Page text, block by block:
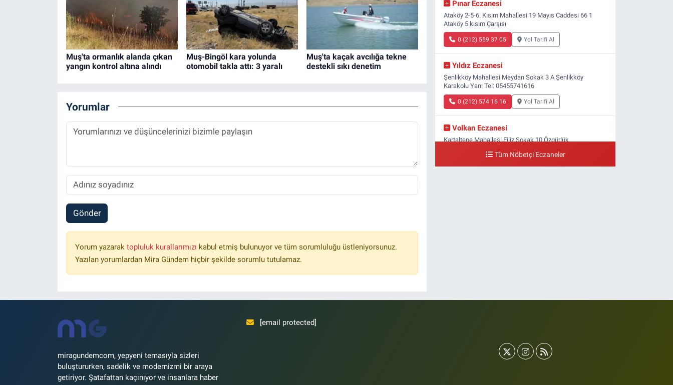
Muş'ta ormanlık alanda çıkan
yangın kontrol altına alındı
Muş-Bingöl kara yolunda
otomobil takla attı: 3 yaralı
Muş'ta kaçak avcılığa tekne
destekli sıkı denetim
Yorumlar
Gönder
Yorum yazarak topluluk kurallarımızı kabul etmiş bulunuyor ve tüm sorumluluğu üstleniyorsunuz.
Yazılan yorumlardan Mira Gündem hiçbir şekilde sorumlu tutulamaz.
Pınar Eczanesi
Ataköy 2-5-6. Kısım Mahallesi 19 Mayıs Caddesi 66 1
Ataköy 5.kısım Çarşısı
0 (212) 559 37 05 Yol Tarifi Al
Yıldız Eczanesi
Şenlikköy Mahallesi Meydan Sokak 3 A Şenlikköy
Karakolu Yanı Tel: 05455741616
0 (212) 574 16 16 Yol Tarifi Al
Volkan Eczanesi
Kartaltepe Mahallesi Filiz Sokak 10 Özgürlük
Tüm Nöbetçi Eczaneler
miragundemcom, yepyeni temasıyla sizleri
buluştururken, sadelik ve modernizmi bir araya
getiriyor. Şatafattan kaçınıyor ve insanlara haber
[email protected]